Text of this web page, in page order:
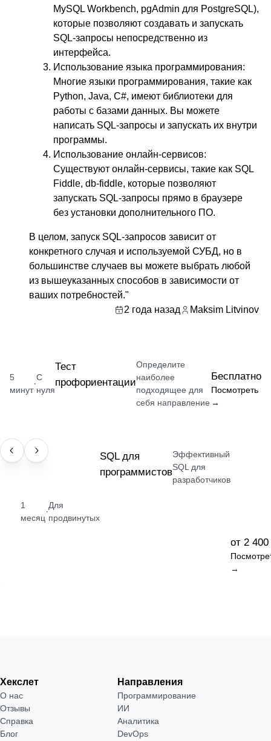
MySQL Workbench, pgAdmin для PostgreSQL),
которые позволяют создавать и запускать
SQL-запросы непосредственно из
интерфейса.
Использование языка программирования:
Многие языки программирования, такие как
Python, Java, C#, имеют библиотеки для
работы с базами данных. Вы можете
написать SQL-запросы и запускать их внутри
программы.
Использование онлайн-сервисов:
Существуют онлайн-сервисы, такие как SQL
Fiddle, db-fiddle, которые позволяют
запускать SQL-запросы прямо в браузере
без установки дополнительного ПО.
В целом, запуск SQL-запросов зависит от
конкретного случая и используемой СУБД, но в
большинстве случаев вы можете выбрать любой
из вышеуказанных способов в зависимости от
ваших потребностей."
2 года назад
Maksim Litvinov
5
минут
·
С
нуля
Тест
профориентации
Определите
наиболее
подходящее для
себя направление
Бесплатно
Посмотреть
→
НАВЫК
1
месяц
·
Для
продвинутых
SQL для
программистов
Эффективный
SQL для
разработчиков
от 2
→
Хекслет
О нас
Отзывы
Справка
Блог
Направления
Программирование
ИИ
Аналитика
DevOps